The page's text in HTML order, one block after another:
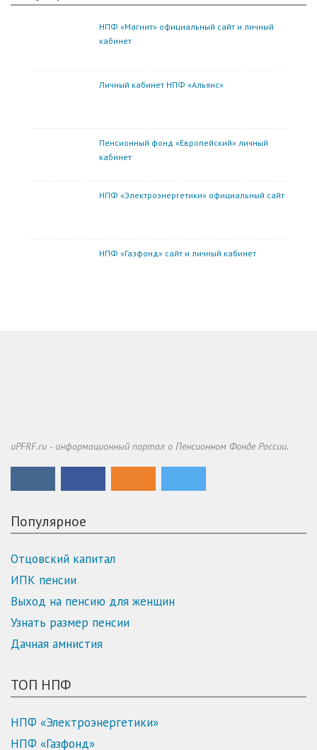
НПФ «Магнит» официальный сайт и личный
кабинет
Личный кабинет НПФ «Альянс»
Пенсионный фонд «Европейский» личный
кабинет
НПФ «Электроэнергетики» официальный сайт
НПФ «Газфонд» сайт и личный кабинет
uPFRF.ru - информационный портал о Пенсионном Фонде России.
Популярное
Отцовский капитал
ИПК пенсии
Выход на пенсию для женщин
Узнать размер пенсии
Дачная амнистия
ТОП НПФ
НПФ «Электроэнергетики»
НПФ «Газфонд»